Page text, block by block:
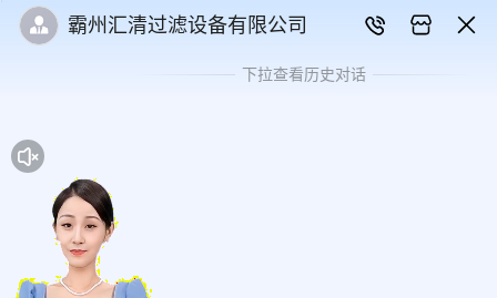
霸州汇清过滤设备有限公司
下拉查看历史对话